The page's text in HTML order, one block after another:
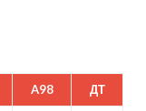
A98 ДТ